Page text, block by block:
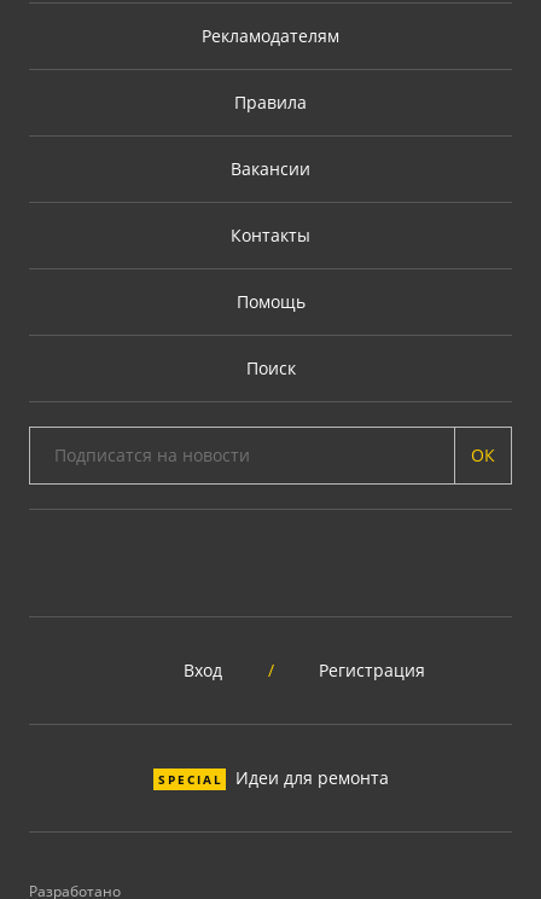
Рекламодателям
Правила
Вакансии
Контакты
Помощь
Поиск
ОК
Вход / Регистрация
SPECIAL Идеи для ремонта
Разработано